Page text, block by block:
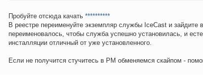
Пробуйте отсюда качать **********
В реестре переименуйте экземпляр службы IceCast и зайдите
переименовалось, чтобы служба успешно установилась, и
инсталляции отличный от уже установленного.
Если не получится стучитесь в РМ обменяемся скайпом -